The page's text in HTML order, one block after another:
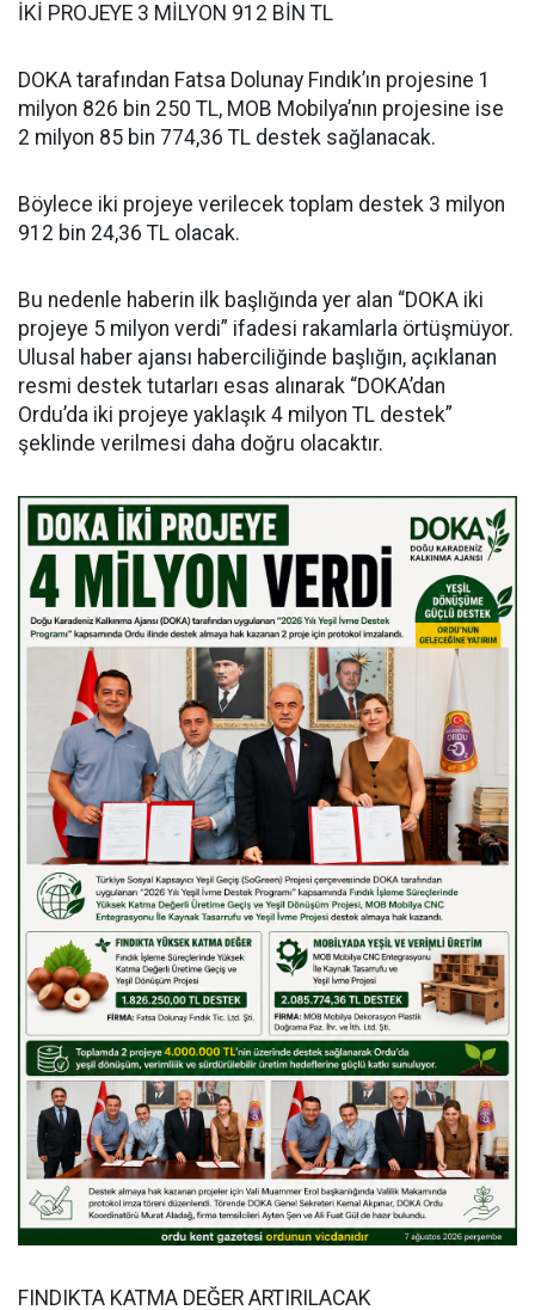
İKİ PROJEYE 3 MİLYON 912 BİN TL
DOKA tarafından Fatsa Dolunay Fındık’ın projesine 1
milyon 826 bin 250 TL, MOB Mobilya’nın projesine ise
2 milyon 85 bin 774,36 TL destek sağlanacak.
Böylece iki projeye verilecek toplam destek 3 milyon
912 bin 24,36 TL olacak.
Bu nedenle haberin ilk başlığında yer alan “DOKA iki
projeye 5 milyon verdi” ifadesi rakamlarla örtüşmüyor.
Ulusal haber ajansı haberciliğinde başlığın, açıklanan
resmi destek tutarları esas alınarak “DOKA’dan
Ordu’da iki projeye yaklaşık 4 milyon TL destek”
şeklinde verilmesi daha doğru olacaktır.
FINDIKTA KATMA DEĞER ARTIRILACAK